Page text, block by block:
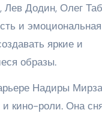
Лев Додин, Олег
и
яркие и
образы.
Надиры
и кино-роли. Она